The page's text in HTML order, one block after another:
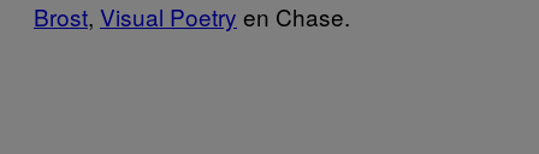
Brost, Visual Poetry en Chase.